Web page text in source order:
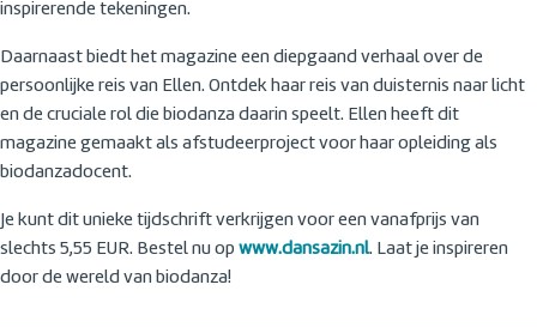
inspirerende tekeningen.
Daarnaast biedt het magazine een diepgaand verhaal over de
persoonlijke reis van Ellen. Ontdek haar reis van duisternis naar licht
en de cruciale rol die biodanza daarin speelt. Ellen heeft dit
magazine gemaakt als afstudeerproject voor haar opleiding als
biodanzadocent.
Je kunt dit unieke tijdschrift verkrijgen voor een vanafprijs van
slechts 5,55 EUR. Bestel nu op www.dansazin.nl. Laat je inspireren
door de wereld van biodanza!